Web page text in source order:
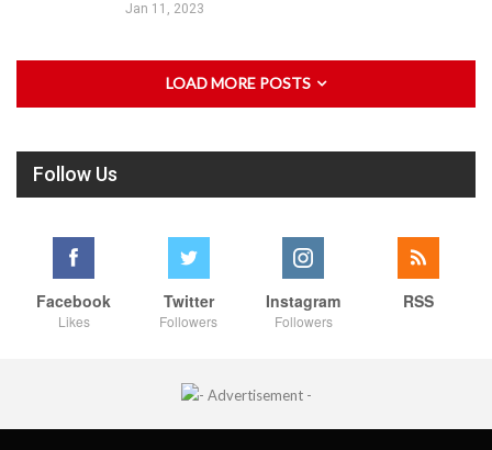
Jan 11, 2023
LOAD MORE POSTS
Follow Us
Facebook
Likes
Twitter
Followers
Instagram
Followers
RSS